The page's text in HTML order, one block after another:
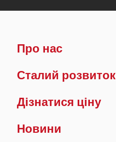
Про нас
Сталий розвиток
Дізнатися ціну
Новини